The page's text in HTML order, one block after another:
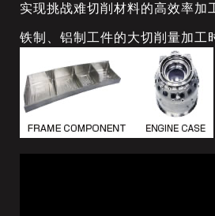
实现挑战难切削材料的高效率加
铁制、铝制工件的大切削量加工